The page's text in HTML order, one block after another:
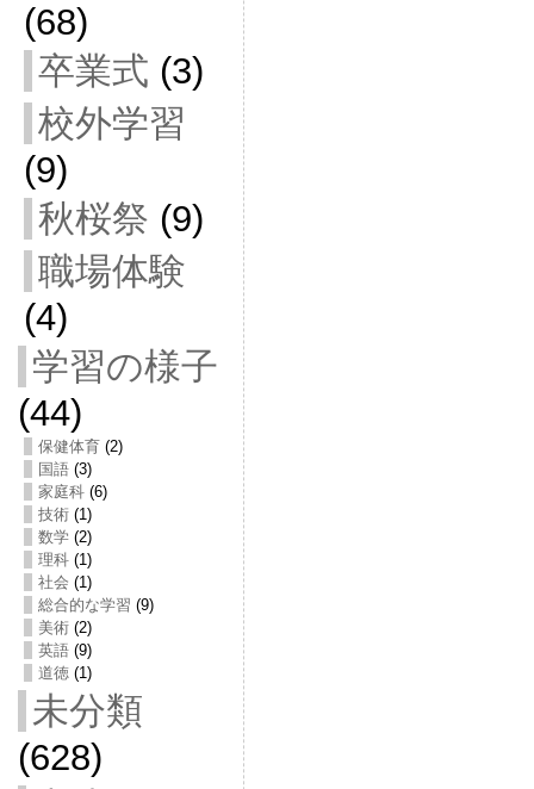
(68)
卒業式 (3)
校外学習
(9)
秋桜祭 (9)
職場体験
(4)
学習の様子
(44)
保健体育(2)
国語(3)
家庭科(6)
技術(1)
数学(2)
理科(1)
社会 (1)
総合的な学習 (9)
美術(2)
英語(9)
道徳(1)
未分類
(628)